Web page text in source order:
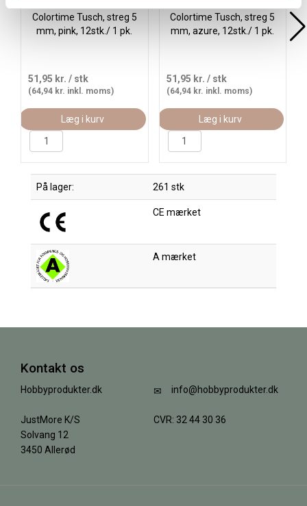
Colortime Tusch, streg 5
mm, pink, 12stk./ 1 pk.
51,95 kr. / stk
(64,94 kr. inkl. moms)
Læg i kurv
Colortime Tusch, streg 5
mm, azure, 12stk./ 1 pk.
51,95 kr. / stk
(64,94 kr. inkl. moms)
Læg i kurv
På lager: 261 stk
CE mærket
A mærket
Kontakt os
Hobbyprodukter.dk
JustMore K/S
Solvang 12
3450 Allerød
info@hobbyprodukter.dk
CVR: 32 44 30 36